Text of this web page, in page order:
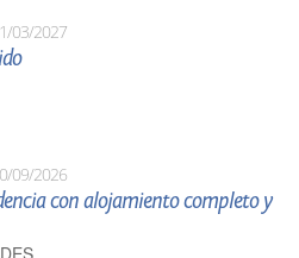
03/2027
09/2026
con alojamiento completo y